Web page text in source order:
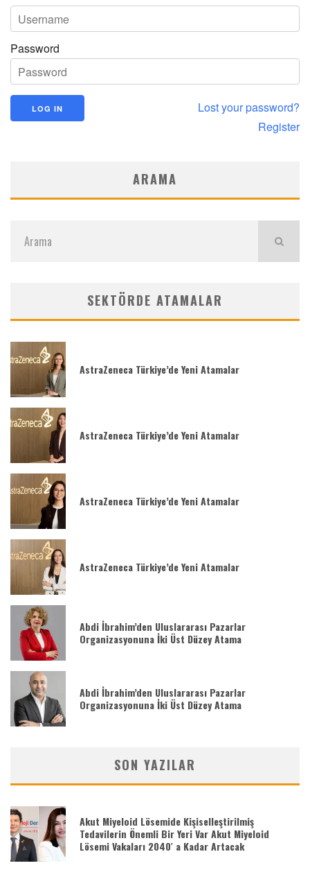
Password
Lost your password?
Register
ARAMA
SEKTÖRDE ATAMALAR
AstraZeneca Türkiye’de Yeni Atamalar
AstraZeneca Türkiye’de Yeni Atamalar
AstraZeneca Türkiye’de Yeni Atamalar
AstraZeneca Türkiye’de Yeni Atamalar
Abdi İbrahim’den Uluslararası Pazarlar
Organizasyonuna İki Üst Düzey Atama
Abdi İbrahim’den Uluslararası Pazarlar
Organizasyonuna İki Üst Düzey Atama
SON YAZILAR
Akut Miyeloid Lösemide Kişiselleştirilmiş
Tedavilerin Önemli Bir Yeri Var Akut Miyeloid
Lösemi Vakaları 2040′ a Kadar Artacak